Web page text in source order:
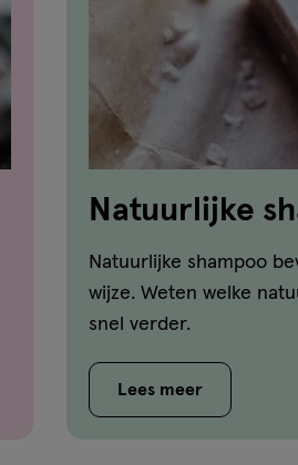
Natuurlijke
haartype?
Natuurlijke shampoo
wijze. Weten welke
snel verder.
Lees meer